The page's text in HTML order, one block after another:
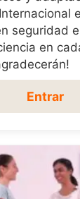
seguridad
en
Entrar